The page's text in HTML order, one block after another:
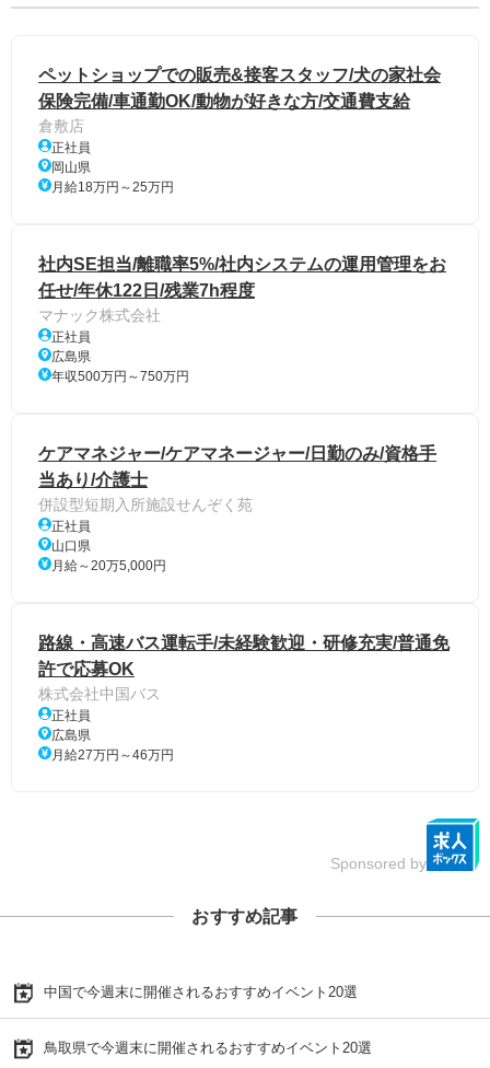
ペットショップでの販売&接客スタッフ/犬の家社会
保険完備/車通勤OK/動物が好きな方/交通費支給
倉敷店
正社員
岡山県
月給18万円～25万円
社内SE担当/離職率5%/社内システムの運用管理をお
任せ/年休122日/残業7h程度
マナック株式会社
正社員
広島県
年収500万円～750万円
ケアマネジャー/ケアマネージャー/日勤のみ/資格手
当あり/介護士
併設型短期入所施設せんぞく苑
正社員
山口県
月給～20万5,000円
路線・高速バス運転手/未経験歓迎・研修充実/普通免
許で応募OK
株式会社中国バス
正社員
広島県
月給27万円～46万円
Sponsored by
おすすめ記事
中国で今週末に開催されるおすすめイベント20選
鳥取県で今週末に開催されるおすすめイベント20選